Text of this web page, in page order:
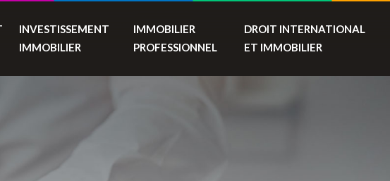
INVESTISSEMENT
IMMOBILIER
IMMOBILIER
PROFESSIONNEL
DROIT INTERNATIONAL
ET IMMOBILIER